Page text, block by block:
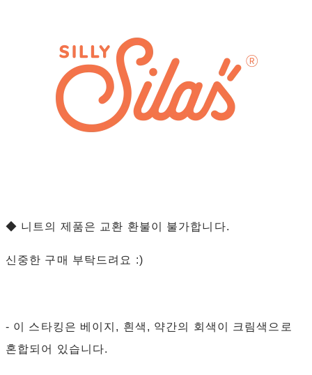
◆ 니트의 제품은 교환 환불이 불가합니다.
신중한 구매 부탁드려요 :)
- 이 스타킹은 베이지, 흰색, 약간의 회색이 크림색으로
혼합되어 있습니다.